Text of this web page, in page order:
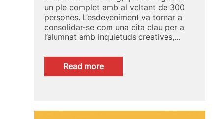
un ple complet amb al voltant de 300
persones. L’esdeveniment va tornar a
consolidar-se com una cita clau per a
l’alumnat amb inquietuds creatives,…
Read more:
Les